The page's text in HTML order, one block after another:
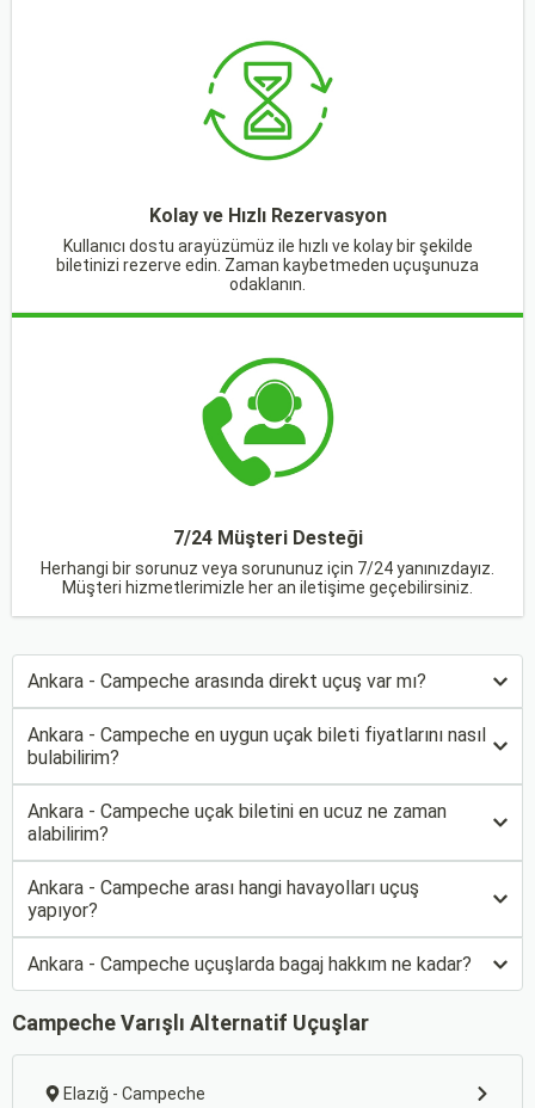
Kolay ve Hızlı Rezervasyon
Kullanıcı dostu arayüzümüz ile hızlı ve kolay bir şekilde
biletinizi rezerve edin. Zaman kaybetmeden uçuşunuza
odaklanın.
7/24 Müşteri Desteği
Herhangi bir sorunuz veya sorununuz için 7/24 yanınızdayız.
Müşteri hizmetlerimizle her an iletişime geçebilirsiniz.
Ankara - Campeche arasında direkt uçuş var mı?
Ankara - Campeche en uygun uçak bileti fiyatlarını nasıl
bulabilirim?
Ankara - Campeche uçak biletini en ucuz ne zaman
alabilirim?
Ankara - Campeche arası hangi havayolları uçuş
yapıyor?
Ankara - Campeche uçuşlarda bagaj hakkım ne kadar?
Campeche Varışlı Alternatif Uçuşlar
Elazığ - Campeche